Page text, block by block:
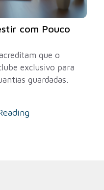
com Pouco
que o
exclusivo para
guardadas.